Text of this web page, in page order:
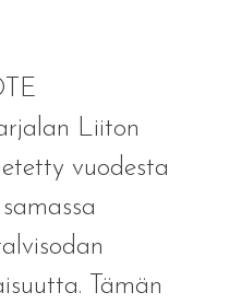
Liiton
vuodesta
Tämän